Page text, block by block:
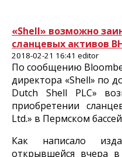
«Shell» возможно
сланцевых активов
2018-02-21 16:41 editor
По сообщению
директора «Shell» по
Dutch Shell PLC»
приобретении
Ltd.» в Пермском
Как написало
открывшейся вчера